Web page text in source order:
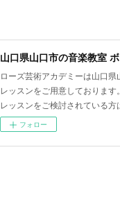
山口県山口市の音楽教室
ローズ芸術アカデミーは山口
レッスンをご用意しておりま
レッスンをご検討されている方
フォロー